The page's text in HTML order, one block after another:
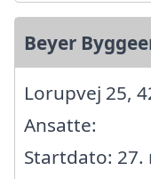
Beyer
Lorupvej 25,
Ansatte:
Startdato: 27.